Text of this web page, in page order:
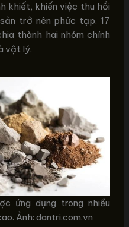
khiết, khiến việc thu hồi
trở nên phức tạp. 17
thành hai nhóm chính
vật lý.
ứng dụng trong nhiều
Ảnh: dantri.com.vn